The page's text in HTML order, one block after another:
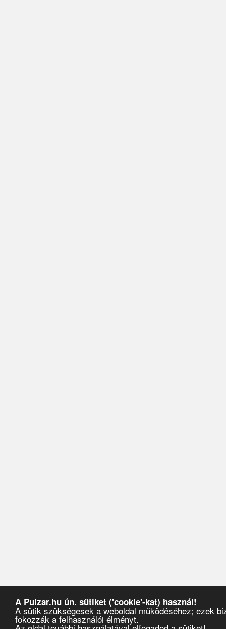
A Pulzar.hu ún. sütiket ('cookie'-kat) használ!
A sütik szükségesek a weboldal működéséhez; ezek
fokozzák a felhasználói élményt.
Pulzar ›Videók ›DJ Fresh vs DJ Shadow - Closer